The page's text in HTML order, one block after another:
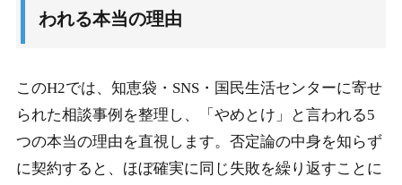
1-2. 途中解約と高額違約金で後悔する人が多い理由
1-4. 残価精算と原状回復費用で揉めるトラブル事例
国民生活センターに寄せられた相談から見える落と
われる本当の理由
このH2では、知恵袋・SNS・国民生活センターに寄せ
られた相談事例を整理し、「やめとけ」と言われる5
つの本当の理由を直視します。否定論の中身を知らず
に契約すると、ほぼ確実に同じ失敗を繰り返すことに